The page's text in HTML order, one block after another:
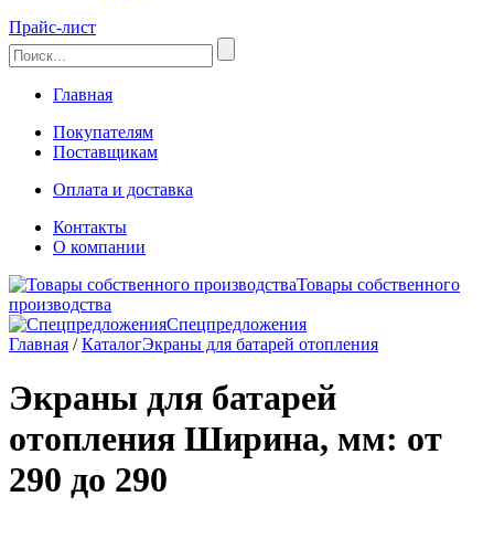
Прайс-лист
Главная
Покупателям
Поставщикам
Оплата и доставка
Контакты
О компании
Товары собственного
производства
Спецпредложения
Главная /КаталогЭкраны для батарей отопления
Экраны для батарей
отопления Ширина, мм: от
290 до 290